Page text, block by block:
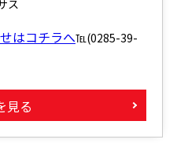
ス
はコチラへ℡(0285-39-
見る